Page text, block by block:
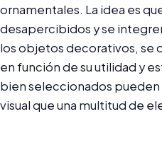
ornamentales. La idea es
desapercibidos y se
los objetos decorativos, se
en función de su utilidad y
bien seleccionados
visual que una multitud de